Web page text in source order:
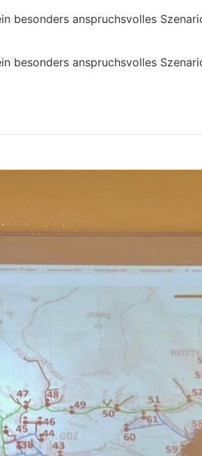
besonders anspruchsvolles
besonders anspruchsvolles